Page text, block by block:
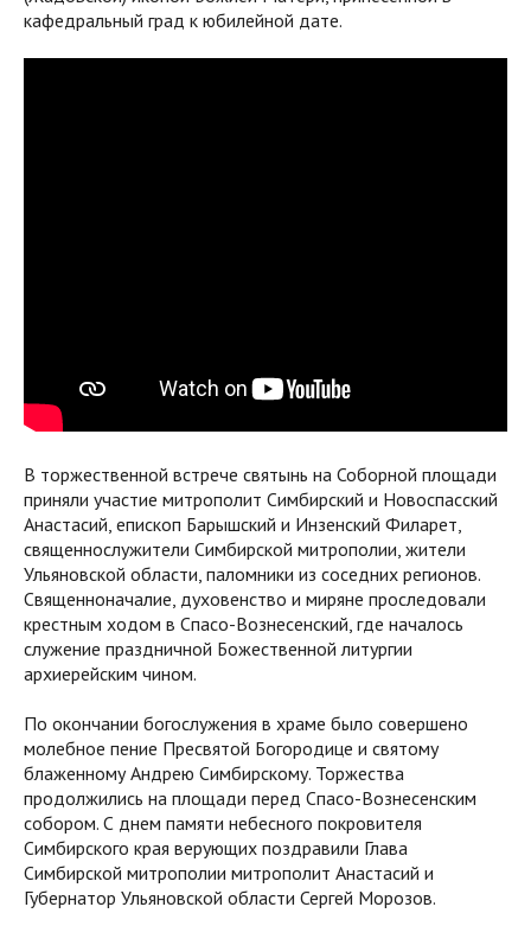
кафедральный град к юбилейной дате.
В торжественной встрече святынь на Соборной площади
приняли участие митрополит Симбирский и Новоспасский
Анастасий, епископ Барышский и Инзенский Филарет,
священнослужители Симбирской митрополии, жители
Ульяновской области, паломники из соседних регионов.
Священноначалие, духовенство и миряне проследовали
крестным ходом в Спасо-Вознесенский, где началось
служение праздничной Божественной литургии
архиерейским чином.
По окончании богослужения в храме было совершено
молебное пение Пресвятой Богородице и святому
блаженному Андрею Симбирскому. Торжества
продолжились на площади перед Спасо-Вознесенским
собором. С днем памяти небесного покровителя
Симбирского края верующих поздравили Глава
Симбирской митрополии митрополит Анастасий и
Губернатор Ульяновской области Сергей Морозов.